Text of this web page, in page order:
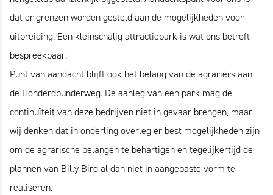
dat er grenzen worden gesteld aan de mogelijkheden voor
uitbreiding. Een kleinschalig attractiepark is wat ons betreft
bespreekbaar.
Punt van aandacht blijft ook het belang van de agrariërs aan
de Honderdbunderweg. De aanleg van een park mag de
continuïteit van deze bedrijven niet in gevaar brengen, maar
wij denken dat in onderling overleg er best mogelijkheden zijn
om de agrarische belangen te behartigen en tegelijkertijd de
plannen van Billy Bird al dan niet in aangepaste vorm te
realiseren.